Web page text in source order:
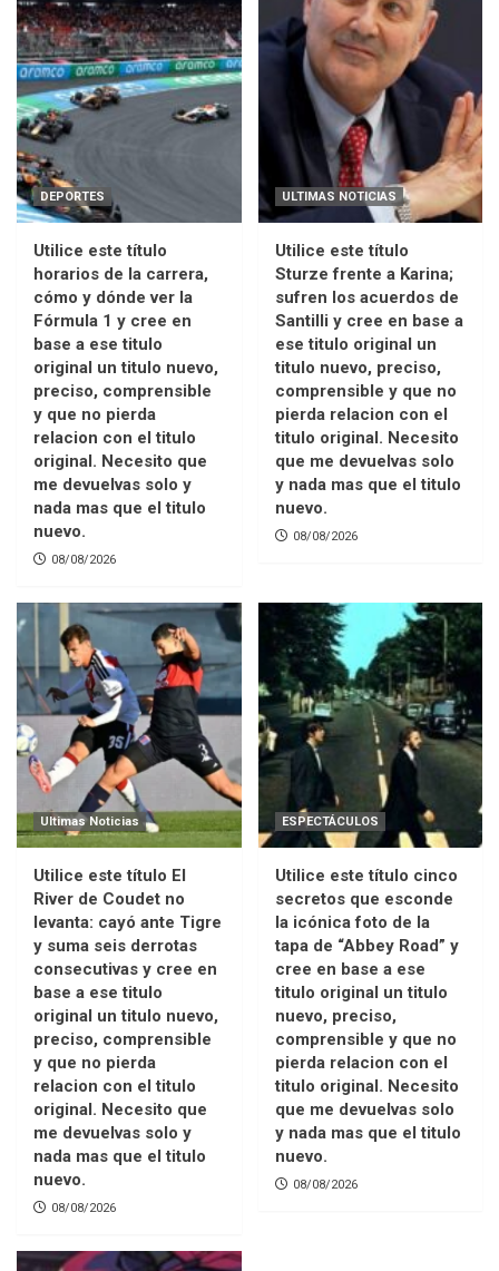
DEPORTES
Utilice este título
horarios de la carrera,
cómo y dónde ver la
Fórmula 1 y cree en
base a ese titulo
original un titulo nuevo,
preciso, comprensible
y que no pierda
relacion con el titulo
original. Necesito que
me devuelvas solo y
nada mas que el titulo
nuevo.
08/08/2026
ULTIMAS NOTICIAS
Utilice este título
Sturze frente a Karina;
sufren los acuerdos de
Santilli y cree en base a
ese titulo original un
titulo nuevo, preciso,
comprensible y que no
pierda relacion con el
titulo original. Necesito
que me devuelvas solo
y nada mas que el titulo
nuevo.
08/08/2026
Ultimas Noticias
Utilice este título El
River de Coudet no
levanta: cayó ante Tigre
y suma seis derrotas
consecutivas y cree en
base a ese titulo
original un titulo nuevo,
preciso, comprensible
y que no pierda
relacion con el titulo
original. Necesito que
me devuelvas solo y
nada mas que el titulo
nuevo.
08/08/2026
ESPECTÁCULOS
Utilice este título cinco
secretos que esconde
la icónica foto de la
tapa de “Abbey Road” y
cree en base a ese
titulo original un titulo
nuevo, preciso,
comprensible y que no
pierda relacion con el
titulo original. Necesito
que me devuelvas solo
y nada mas que el titulo
nuevo.
08/08/2026